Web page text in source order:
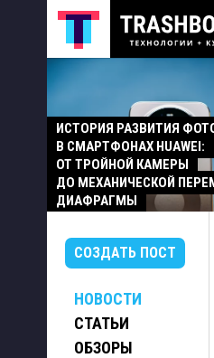
ИСТОРИЯ РАЗВИТИЯ
В СМАРТФОНАХ HUAWEI:
ОТ ТРОЙНОЙ КАМЕРЫ
ДО МЕХАНИЧЕСКОЙ
ДИАФРАГМЫ
СОЗДАТЬ ПОСТ
НОВОСТИ
СТАТЬИ
ОБЗОРЫ